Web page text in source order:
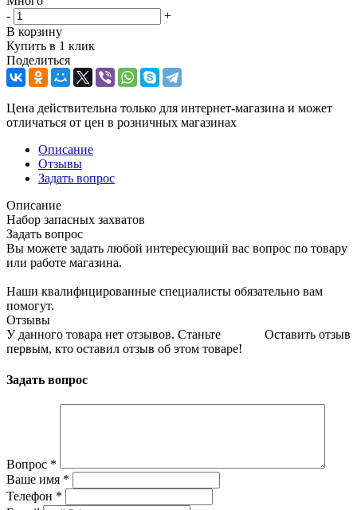
-
+
В корзину
Купить в 1 клик
Поделиться
Цена действительна только для интернет-магазина и может
отличаться от цен в розничных магазинах
Описание
Отзывы
Задать вопрос
Описание
Набор запасных захватов
Задать вопрос
Вы можете задать любой интересующий вас вопрос по товару
или работе магазина.
Наши квалифицированные специалисты обязательно вам
помогут.
Отзывы
Оставить отзыв
У данного товара нет отзывов. Станьте
первым, кто оставил отзыв об этом товаре!
Задать вопрос
Вопрос *
Ваше имя *
Телефон *